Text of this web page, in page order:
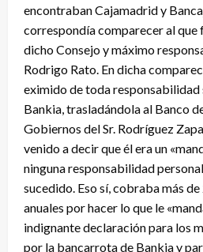
encontraban Cajamadrid y
correspondía comparecer al que
dicho Consejo y máximo
Rodrigo Rato. En dicha
eximido de toda responsabilidad
Bankia, trasladándola al Banco
Gobiernos del Sr. Rodríguez
venido a decir que él era un
ninguna responsabilidad
sucedido. Eso sí, cobraba más
anuales por hacer lo que le
indignante declaración para los
por la bancarrota de Bankia y